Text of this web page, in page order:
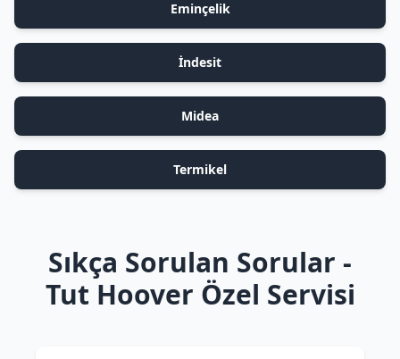
Eminçelik
İndesit
Midea
Termikel
Sıkça Sorulan Sorular -
Tut Hoover Özel Servisi